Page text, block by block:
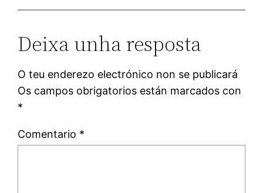
Deixa unha resposta
O teu enderezo electrónico non se publicará
Os campos obrigatorios están marcados con
*
Comentario *